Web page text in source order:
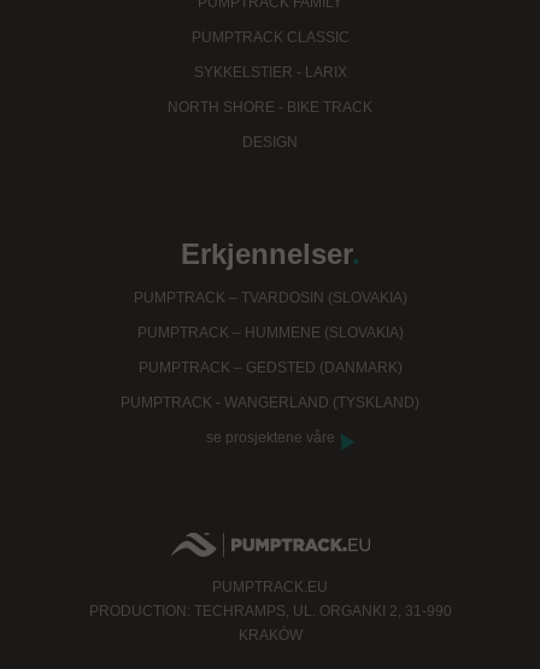
PUMPTRACK CLASSIC
SYKKELSTIER - LARIX
NORTH SHORE - BIKE TRACK
DESIGN
Erkjennelser.
PUMPTRACK – TVARDOSIN (SLOVAKIA)
PUMPTRACK – HUMMENE (SLOVAKIA)
PUMPTRACK – GEDSTED (DANMARK)
PUMPTRACK - WANGERLAND (TYSKLAND)
se prosjektene våre
PUMPTRACK.EU
PRODUCTION: TECHRAMPS, UL. ORGANKI 2, 31-990
KRAKÓW